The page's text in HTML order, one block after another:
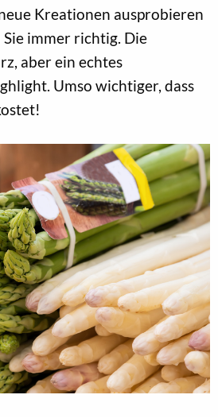
Kreationen ausprobieren
immer richtig. Die
aber ein echtes
Umso wichtiger, dass